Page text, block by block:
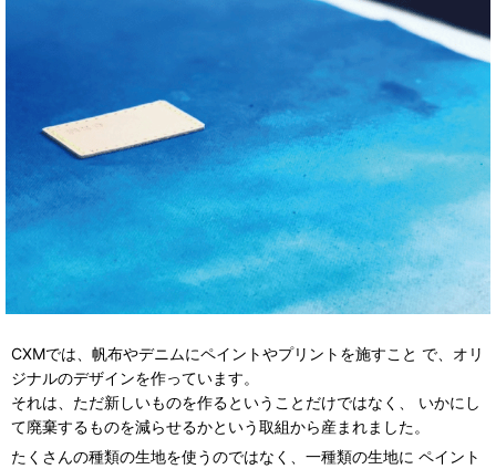
CXMでは、帆布やデニムにペイントやプリントを施すこと で、オリ
ジナルのデザインを作っています。
それは、ただ新しいものを作るということだけではなく、 いかにし
て廃棄するものを減らせるかという取組から産まれました。
たくさんの種類の生地を使うのではなく、一種類の生地に ペイント